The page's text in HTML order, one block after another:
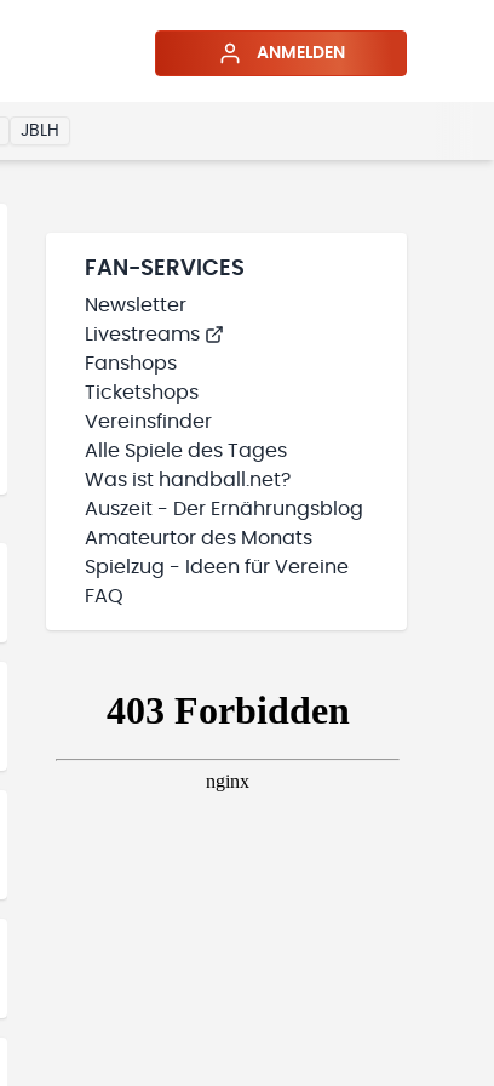
ANMELDEN
JBLH
FAN-SERVICES
Newsletter
Livestreams
Fanshops
Ticketshops
Vereinsfinder
Alle Spiele des Tages
Was ist handball.net?
Auszeit - Der Ernährungsblog
Amateurtor des Monats
Spielzug - Ideen für Vereine
FAQ